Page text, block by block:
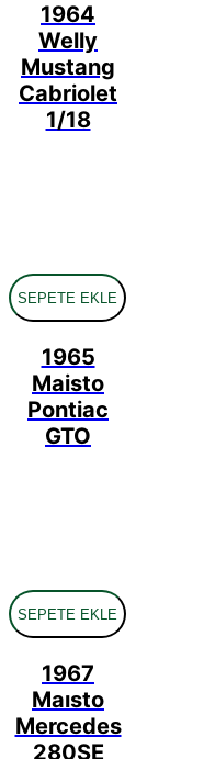
1964
Welly
Mustang
Cabriolet
1/18
SEPETE EKLE
1965
Maisto
Pontiac
GTO
SEPETE EKLE
1967
Maısto
Mercedes
280SE